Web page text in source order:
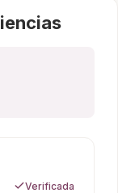
Verificada